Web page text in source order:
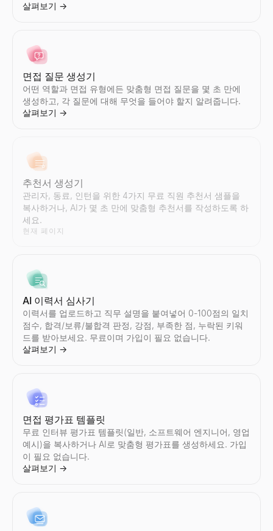
이메일 제목줄 테스트 도구
이메일 제목줄을 무료로 테스트하세요. 길이, 파워 워드, 스팸 트
살펴보기→
무료 이메일 스팸 검사기. 콜드 이메일이나 뉴스레터를 보내기
살펴보기
영업 스크립트 생성기
AI 답장 생성기
잠재 고객의 답장을 붙여넣으면 즉시 보낼 수 있는 3가지 응답과
살펴보기→
영업 반대 처리기
모든 반대를 붙여넣으면 유형, 응답 프레임워크, 2가지 답장을 얻
살펴보기→
살펴보기
기업 인텔리전스 스냅샷
즉시 B2B 기업 인텔리전스 스냅샷 생성 — 매출, 펀딩, 기술 스택
살펴보기→
최고의 고객과 유사한 기업을 즉시 찾아보세요. AI 기반 유사 기
살펴보기
살펴보기 →
면접 질문 생성기
어떤 역할과 면접 유형에든 맞춤형 면접 질문을 몇 초 만에
생성하고, 각 질문에 대해 무엇을 들어야 할지 알려줍니다.
살펴보기 →
추천서 생성기
관리자, 동료, 인턴을 위한 4가지 무료 직원 추천서 샘플을
복사하거나, AI가 몇 초 만에 맞춤형 추천서를 작성하도록 하
세요.
현재 페이지
AI 이력서 심사기
이력서를 업로드하고 직무 설명을 붙여넣어 0-100점의 일치
점수, 합격/보류/불합격 판정, 강점, 부족한 점, 누락된 키워
드를 받아보세요. 무료이며 가입이 필요 없습니다.
살펴보기 →
면접 평가표 템플릿
무료 인터뷰 평가표 템플릿(일반, 소프트웨어 엔지니어, 영업
예시)을 복사하거나 AI로 맞춤형 평가표를 생성하세요. 가입
이 필요 없습니다.
살펴보기 →